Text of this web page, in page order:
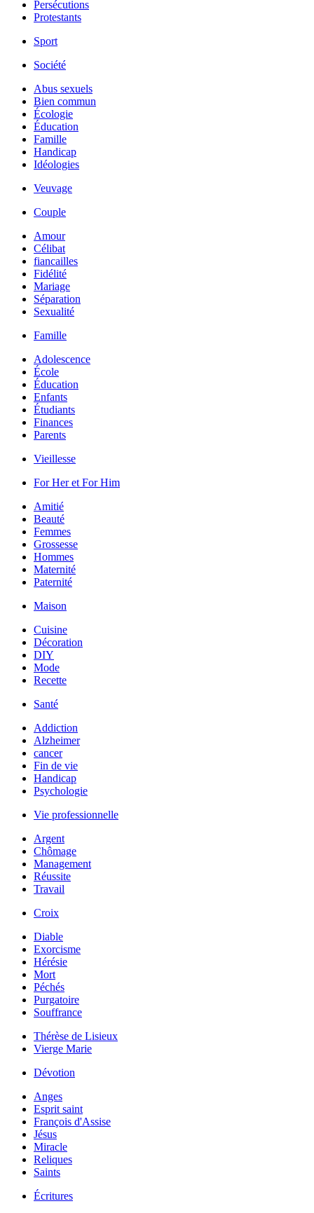
Persécutions
Protestants
Sport
Société
Abus sexuels
Bien commun
Écologie
Éducation
Famille
Handicap
Idéologies
Veuvage
Couple
Amour
Célibat
fiancailles
Fidélité
Mariage
Séparation
Sexualité
Famille
Adolescence
École
Éducation
Enfants
Étudiants
Finances
Parents
Vieillesse
For Her et For Him
Amitié
Beauté
Femmes
Grossesse
Hommes
Maternité
Paternité
Maison
Cuisine
Décoration
DIY
Mode
Recette
Santé
Addiction
Alzheimer
cancer
Fin de vie
Handicap
Psychologie
Vie professionnelle
Argent
Chômage
Management
Réussite
Travail
Croix
Diable
Exorcisme
Hérésie
Mort
Péchés
Purgatoire
Souffrance
Thérèse de Lisieux
Vierge Marie
Dévotion
Anges
Esprit saint
François d'Assise
Jésus
Miracle
Reliques
Saints
Écritures